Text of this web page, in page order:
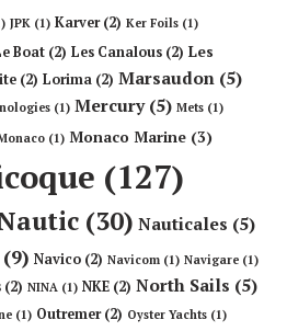
JPK (1) Karver(2) Ker Foils (1)
Boat (2) Les Canalous (2) Les
(2) Lorima (2) Marsaudon (5)
(1) Mercury(5) Mets (1)
(1) Monaco Marine (3)
(127)
(30) Nauticales (5)
(9) Navico (2) Navicom (1) Navigare (1)
(2) NINA (1) NKE (2) North Sails (5)
(1) Outremer(2) Oyster Yachts (1)